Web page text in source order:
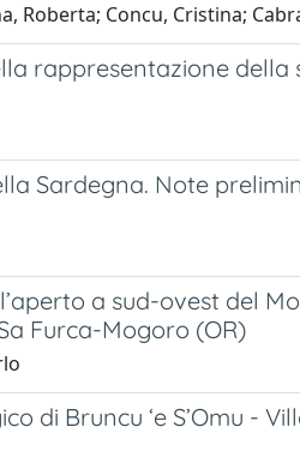
Roberta; Concu, Cristina;
rappresentazione
Sardegna. Note
a sud-ovest del
Furca-Mogoro (OR)
di Bruncu ‘e S’Omu -